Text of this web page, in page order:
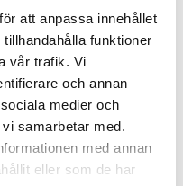
att anpassa innehållet
funktioner
vår trafik. Vi
och annan
medier och
samarbetar med.
med annan
eller som de har
1000 V.
LÄS MER